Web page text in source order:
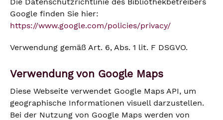
Google finden Sie hier:
https://www.google.com/policies/privacy/
Verwendung gemäß Art. 6, Abs. 1 lit. F DSGVO.
Verwendung von Google Maps
Diese Webseite verwendet Google Maps API, um
geographische Informationen visuell darzustellen.
Bei der Nutzung von Google Maps werden von